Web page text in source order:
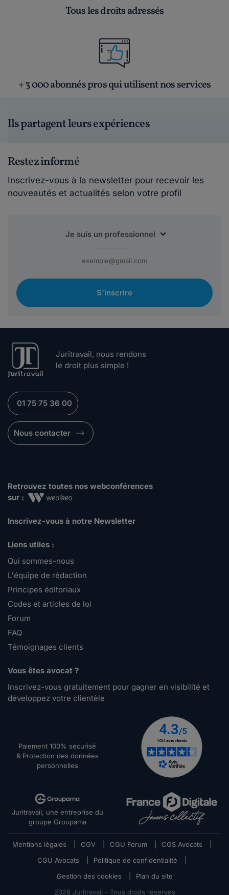
Tous les droits adressés
+ 3 000 abonnés pros qui utilisent nos services
Ils partagent leurs expériences
Restez informé
Inscrivez-vous à la newsletter pour recevoir les
nouveautés et actualités selon votre profil
S'inscrire
Juritravail, nous rendons
le droit plus simple !
01 75 75 36 00
Nous contacter
Retrouvez toutes nos webconférences
sur :
Inscrivez-vous à notre Newsletter
Liens utiles :
Qui sommes-nous
L'équipe de rédaction
Principes éditoriaux
Codes et articles de loi
Forum
FAQ
Témoignages clients
Vous êtes avocat ?
Inscrivez-vous gratuitement pour gagner en visibilité et
développez votre clientèle
Paiement 100% sécurisé
& Protection des données
personnelles
Juritravail, une entreprise du
groupe Groupama
Mentions légales CGV CGU Forum CGS Avocats
CGU Avocats
Politique de confidentialité
Gestion des cookies
Plan du site
2026 Juritravail - Tous droits réservés